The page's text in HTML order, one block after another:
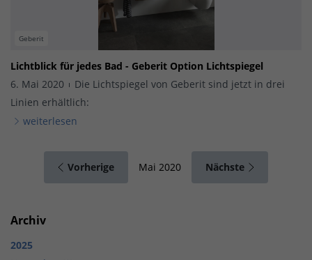
Geberit
Lichtblick für jedes Bad - Geberit Option Lichtspiegel
6. Mai 2020
Die Lichtspiegel von Geberit sind jetzt in drei
Linien erhältlich:
weiterlesen
Vorherige Mai 2020 Nächste
Archiv
2025